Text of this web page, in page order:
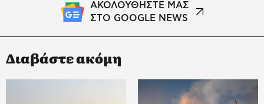
ΑΚΟΛΟΥΘΗΣΤΕ ΜΑΣ
ΣΤΟ GOOGLE NEWS
Διαβάστε ακόμη